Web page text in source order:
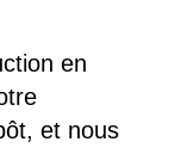
en
et nous